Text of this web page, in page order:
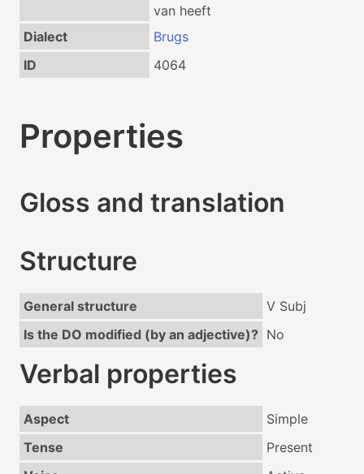
van heeft
Dialect
Brugs
ID
4064
Properties
Gloss and translation
Structure
General structure
V Subj
Is the DO modified (by an adjective)? No
Verbal properties
Aspect
Simple
Tense
Present